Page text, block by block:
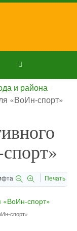
и района
«ВоИн-спорт»
Печать
спорт»